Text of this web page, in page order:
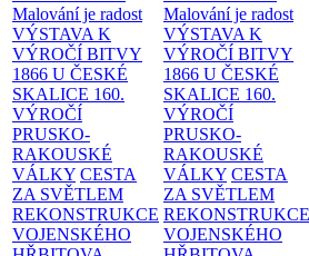
Malování je radost
VÝSTAVA K
VÝROČÍ BITVY
1866 U ČESKÉ
SKALICE 160.
VÝROČÍ
PRUSKO-
RAKOUSKÉ
VÁLKY CESTA
ZA SVĚTLEM
REKONSTRUKCE
VOJENSKÉHO
Malování je radost
VÝSTAVA K
VÝROČÍ BITVY
1866 U ČESKÉ
SKALICE 160.
VÝROČÍ
PRUSKO-
RAKOUSKÉ
VÁLKY CESTA
ZA SVĚTLEM
REKONSTRUKCE
VOJENSKÉHO